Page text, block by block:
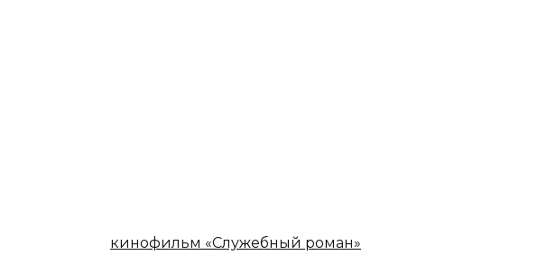
кинофильм «Служебный роман»